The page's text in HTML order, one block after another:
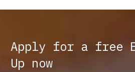
Apply for a free
Up now